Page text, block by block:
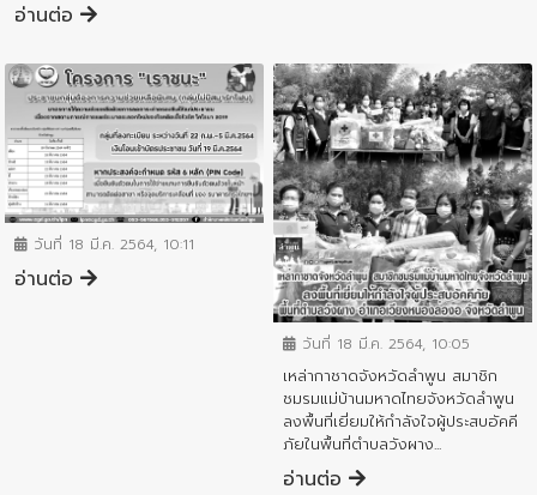
อ่านต่อ
ข่าวประชาสัมพันธ์
วันที่ 18 มี.ค. 2564, 10:11
อ่านต่อ
ข่าวประชาสัมพันธ์
วันที่ 18 มี.ค. 2564, 10:05
เหล่ากาชาดจังหวัดลำพูน สมาชิก
ชมรมแม่บ้านมหาดไทยจังหวัดลำพูน
ลงพื้นที่เยี่ยมให้กำลังใจผู้ประสบอัคคี
ภัยในพื้นที่ตำบลวังผาง...
อ่านต่อ